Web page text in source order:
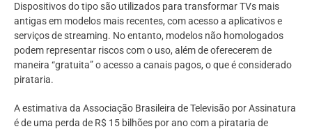
Dispositivos do tipo são utilizados para transformar TVs mais
antigas em modelos mais recentes, com acesso a aplicativos e
serviços de streaming. No entanto, modelos não homologados
podem representar riscos com o uso, além de oferecerem de
maneira “gratuita” o acesso a canais pagos, o que é considerado
pirataria.
A estimativa da Associação Brasileira de Televisão por Assinatura
é de uma perda de R$ 15 bilhões por ano com a pirataria de